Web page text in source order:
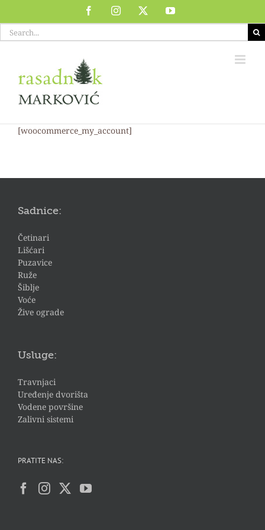
content
FacebookInstagram YouTube
Search
for:
[woocommerce_my_account]
Sadnice:
Četinari
Lišćari
Puzavice
Ruže
Šiblje
Voće
Žive ograde
Usluge:
Travnjaci
Uređenje dvorišta
Vodene površine
Zalivni sistemi
PRATITE NAS: